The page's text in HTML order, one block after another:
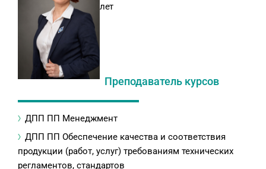
лет
Преподаватель курсов
ДПП ПП Менеджмент
ДПП ПП Обеспечение качества и соответствия
продукции (работ, услуг) требованиям технических
регламентов, стандартов